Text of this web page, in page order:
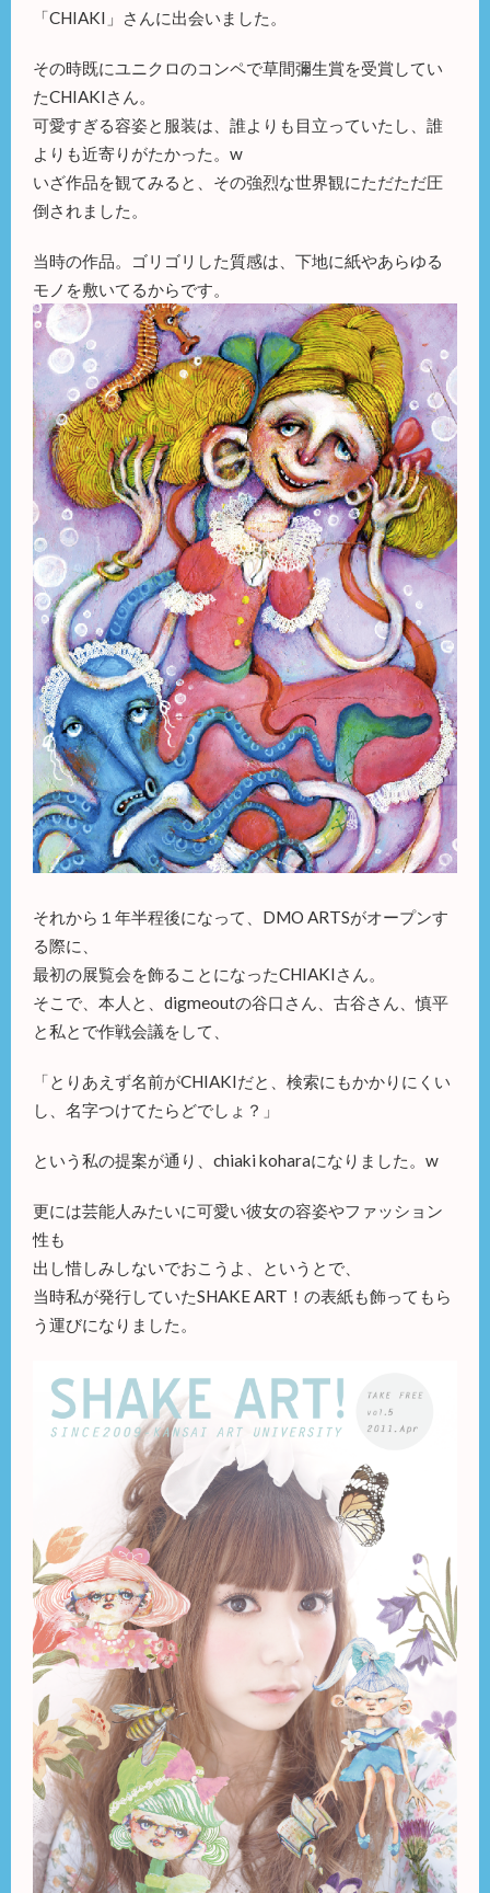
「CHIAKI」さんに出会いました。
その時既にユニクロのコンペで草間彌生賞を受賞してい
たCHIAKIさん。
可愛すぎる容姿と服装は、誰よりも目立っていたし、誰
よりも近寄りがたかった。w
いざ作品を観てみると、その強烈な世界観にただただ圧
倒されました。
当時の作品。ゴリゴリした質感は、下地に紙やあらゆる
モノを敷いてるからです。
それから１年半程後になって、DMO ARTSがオープンす
る際に、
最初の展覧会を飾ることになったCHIAKIさん。
そこで、本人と、digmeoutの谷口さん、古谷さん、慎平
と私とで作戦会議をして、
「とりあえず名前がCHIAKIだと、検索にもかかりにくい
し、名字つけてたらどでしょ？」
という私の提案が通り、chiaki koharaになりました。w
更には芸能人みたいに可愛い彼女の容姿やファッション
性も
出し惜しみしないでおこうよ、というとで、
当時私が発行していたSHAKE ART！の表紙も飾ってもら
う運びになりました。